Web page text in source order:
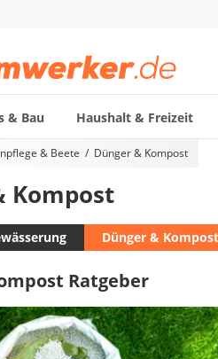
& Bau Haushalt & Freizeit
Vergleiche nach Kategorie
außen
& Beete Dünger & Kompost
Kompost
Dünger & Kompost
Ratgeber